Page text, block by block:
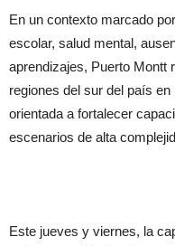
En un contexto marcado
escolar, salud mental,
aprendizajes, Puerto Montt
regiones del sur del país
orientada a fortalecer
escenarios de alta
Este jueves y viernes, la